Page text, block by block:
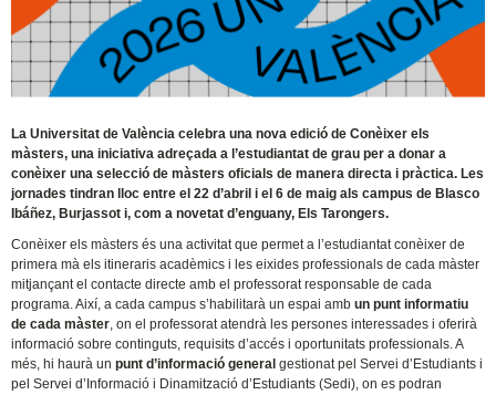
La Universitat de València celebra una nova edició de Conèixer els
màsters, una iniciativa adreçada a l’estudiantat de grau per a donar a
conèixer una selecció de màsters oficials de manera directa i pràctica. Les
jornades tindran lloc entre el 22 d’abril i el 6 de maig als campus de Blasco
Ibáñez, Burjassot i, com a novetat d’enguany, Els Tarongers.
Conèixer els màsters és una activitat que permet a l’estudiantat conèixer de
primera mà els itineraris acadèmics i les eixides professionals de cada màster
mitjançant el contacte directe amb el professorat responsable de cada
programa. Així, a cada campus s’habilitarà un espai ambun punt informatiu
de cada màster, on el professorat atendrà les persones interessades i oferirà
informació sobre continguts, requisits d’accés i oportunitats professionals. A
més, hi haurà unpunt d’informació general gestionat pel Servei d’Estudiants i
pel Servei d’Informació i Dinamització d’Estudiants (Sedi), on es podran